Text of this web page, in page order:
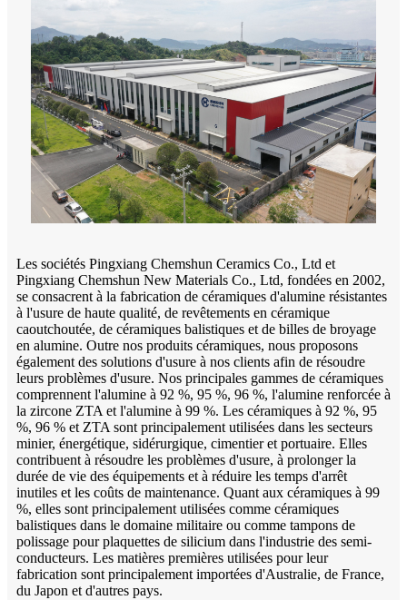
Les sociétés Pingxiang Chemshun Ceramics Co., Ltd et
Pingxiang Chemshun New Materials Co., Ltd, fondées en 2002,
se consacrent à la fabrication de céramiques d'alumine résistantes
à l'usure de haute qualité, de revêtements en céramique
caoutchoutée, de céramiques balistiques et de billes de broyage
en alumine. Outre nos produits céramiques, nous proposons
également des solutions d'usure à nos clients afin de résoudre
leurs problèmes d'usure. Nos principales gammes de céramiques
comprennent l'alumine à 92 %, 95 %, 96 %, l'alumine renforcée à
la zircone ZTA et l'alumine à 99 %. Les céramiques à 92 %, 95
%, 96 % et ZTA sont principalement utilisées dans les secteurs
minier, énergétique, sidérurgique, cimentier et portuaire. Elles
contribuent à résoudre les problèmes d'usure, à prolonger la
durée de vie des équipements et à réduire les temps d'arrêt
inutiles et les coûts de maintenance. Quant aux céramiques à 99
%, elles sont principalement utilisées comme céramiques
balistiques dans le domaine militaire ou comme tampons de
polissage pour plaquettes de silicium dans l'industrie des semi-
conducteurs. Les matières premières utilisées pour leur
fabrication sont principalement importées d'Australie, de France,
du Japon et d'autres pays.